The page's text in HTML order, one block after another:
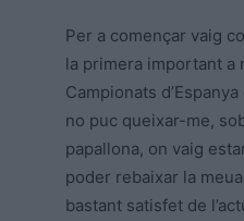
Per a començar vaig
la primera important a
Campionats
no puc queixar-me,
papallona, on vaig
poder rebaixar la
bastant satisfet de